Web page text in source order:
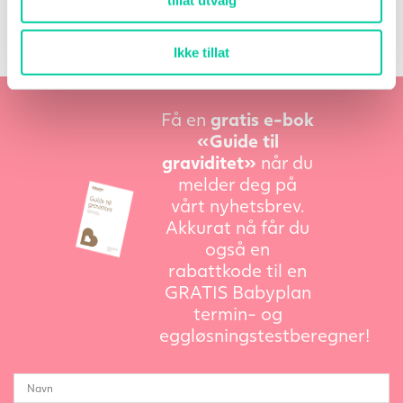
Ikke tillat
Få en gratis e-bok
«Guide til
graviditet» når du
melder deg på
vårt nyhetsbrev.
Akkurat nå får du
også en
rabattkode til en
GRATIS Babyplan
termin- og
eggløsningstestberegner!